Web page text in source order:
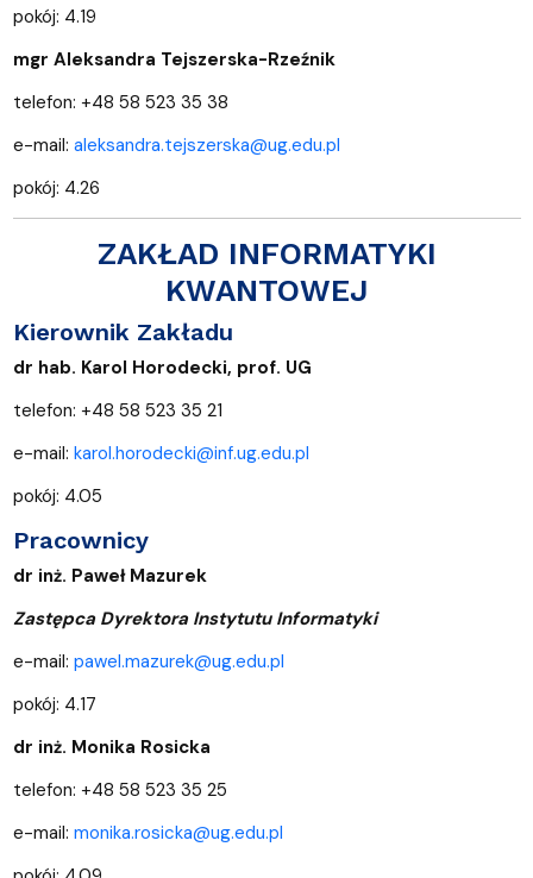
pokój: 4.19
mgr Aleksandra Tejszerska-Rzeźnik
telefon: +48 58 523 35 38
e-mail: aleksandra.tejszerska@ug.edu.pl
pokój: 4.26
ZAKŁAD INFORMATYKI
KWANTOWEJ
Kierownik Zakładu
dr hab. Karol Horodecki, prof. UG
telefon: +48 58 523 35 21
e-mail: karol.horodecki@inf.ug.edu.pl
pokój: 4.05
Pracownicy
dr inż. Paweł Mazurek
Zastępca Dyrektora Instytutu Informatyki
e-mail: pawel.mazurek@ug.edu.pl
pokój: 4.17
dr inż. Monika Rosicka
telefon: +48 58 523 35 25
e-mail: monika.rosicka@ug.edu.pl